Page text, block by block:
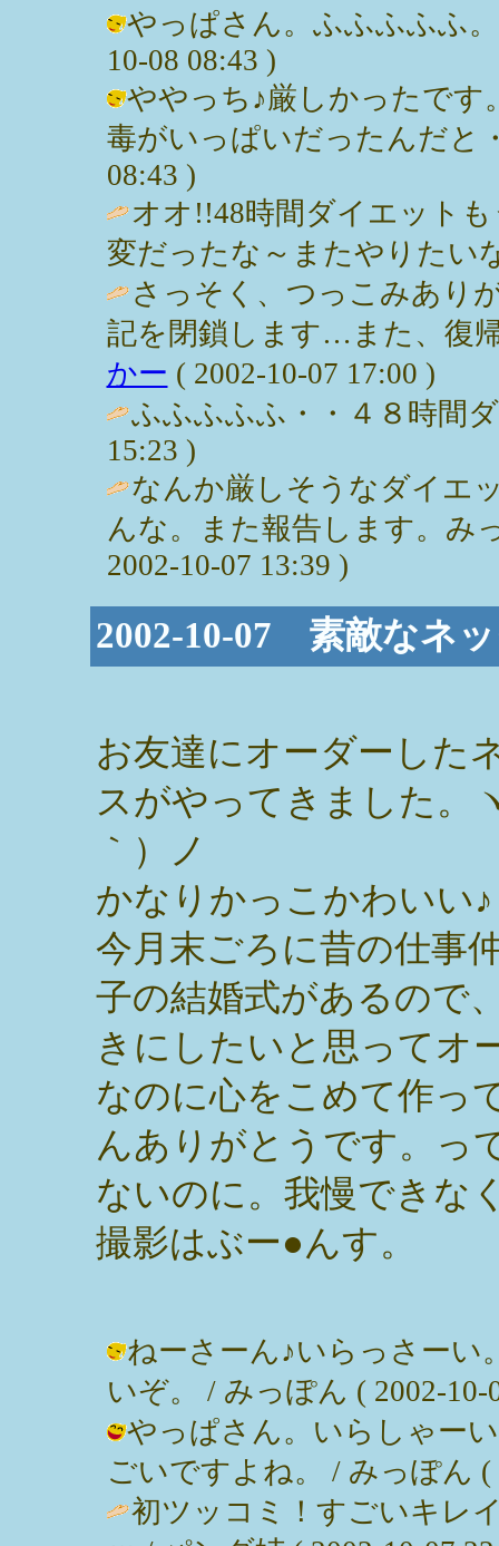
やっぱさん。ふふふふふ
10-08 08:43 )
ややっち♪厳しかったです
毒がいっぱいだったんだと
08:43 )
オオ!!48時間ダイエット
変だったな～またやりたい
さっそく、つっこみあ
記を閉鎖します…また、復
かー ( 2002-10-07 17:00 )
ふふふふふ・・４８時間
15:23 )
なんか厳しそうなダイエ
んな。また報告します。み
2002-10-07 13:39 )
2002-10-07 素敵なネ
お友達にオーダーした
スがやってきました。
｀）ノ
かなりかっこかわいい♪
今月末ごろに昔の仕事
子の結婚式があるので
きにしたいと思ってオ
なのに心をこめて作っ
んありがとうです。っ
ないのに。我慢できな
撮影はぶー●んす。
ねーさーん♪いらっさーい
いぞ。 / みっぽん ( 2002-10-
やっぱさん。いらしゃー
ごいですよね。 / みっぽん (
初ツッコミ！すごいキレ